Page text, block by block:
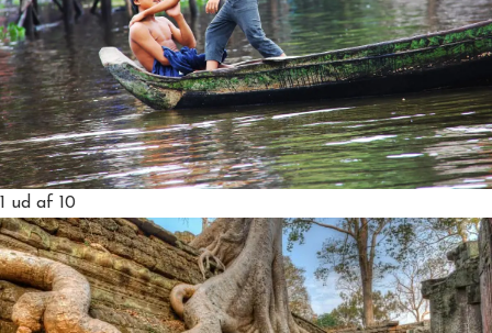
1 ud af 10